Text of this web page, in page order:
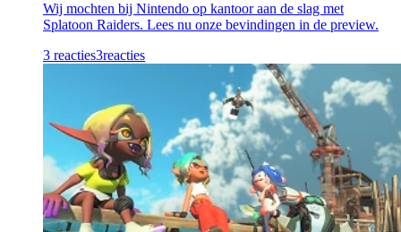
Wij mochten bij Nintendo op kantoor aan de slag met
Splatoon Raiders. Lees nu onze bevindingen in de preview.
3 reacties3reacties